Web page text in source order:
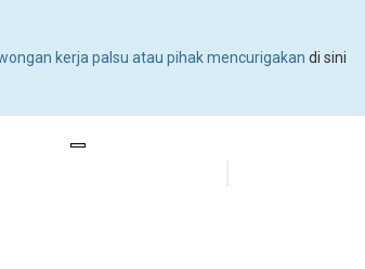
kerja palsu atau pihak mencurigakan di sini